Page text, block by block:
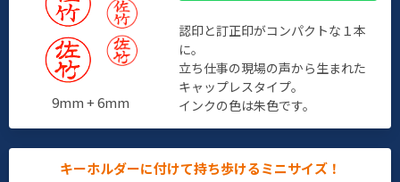
9mm + 6mm
認印と訂正印がコンパクトな１本
に。
立ち仕事の現場の声から生まれた
キャップレスタイプ。
インクの色は朱色です。
キーホルダーに付けて持ち歩けるミニサイズ！